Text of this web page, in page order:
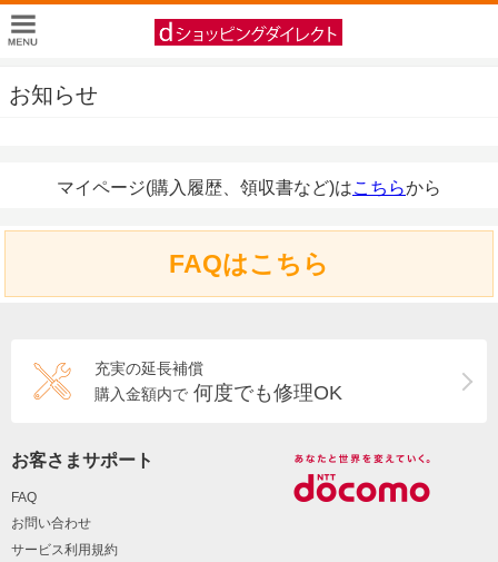
お知らせ
マイページ(購入履歴、領収書など)はこちらから
FAQはこちら
充実の延長補償
購入金額内で 何度でも修理OK
お客さまサポート
FAQ
お問い合わせ
サービス利用規約